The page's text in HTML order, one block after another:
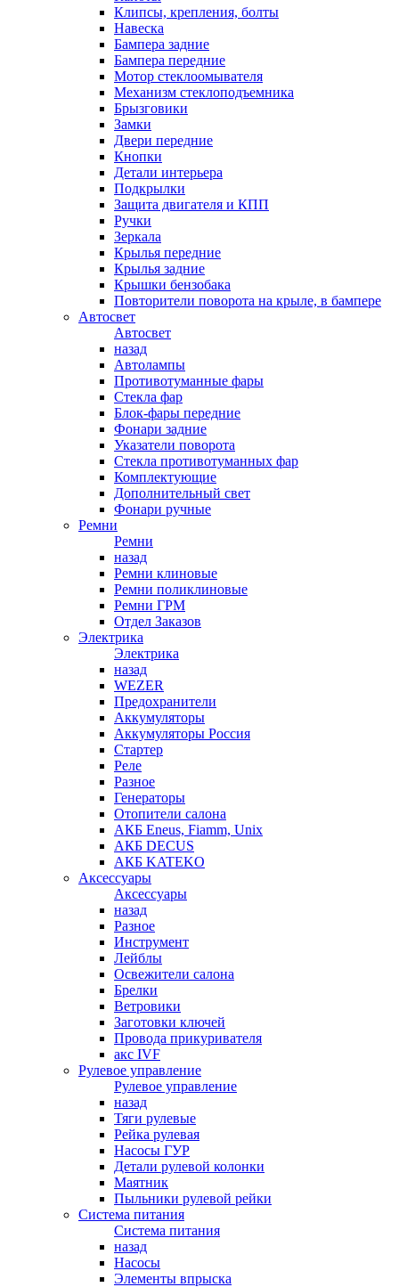
Клипсы, крепления, болты
Навеска
Бампера задние
Бампера передние
Мотор стеклоомывателя
Механизм стеклоподъемника
Брызговики
Замки
Двери передние
Кнопки
Детали интерьера
Подкрылки
Защита двигателя и КПП
Ручки
Зеркала
Крылья передние
Крылья задние
Крышки бензобака
Повторители поворота на крыле, в бампере
Автосвет
Автосвет
назад
Автолампы
Противотуманные фары
Стекла фар
Блок-фары передние
Фонари задние
Указатели поворота
Стекла противотуманных фар
Комплектующие
Дополнительный свет
Фонари ручные
Ремни
Ремни
назад
Ремни клиновые
Ремни поликлиновые
Ремни ГРМ
Отдел Заказов
Электрика
Электрика
назад
WEZER
Предохранители
Аккумуляторы
Аккумуляторы Россия
Стартер
Реле
Разное
Генераторы
Отопители салона
АКБ Eneus, Fiamm, Unix
АКБ DECUS
АКБ KATEKO
Аксессуары
Аксессуары
назад
Разное
Инструмент
Лейблы
Освежители салона
Брелки
Ветровики
Заготовки ключей
Провода прикуривателя
акс IVF
Рулевое управление
Рулевое управление
назад
Тяги рулевые
Рейка рулевая
Насосы ГУР
Детали рулевой колонки
Маятник
Пыльники рулевой рейки
Система питания
Система питания
назад
Насосы
Элементы впрыска